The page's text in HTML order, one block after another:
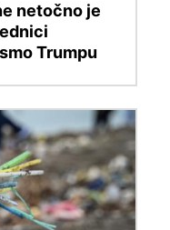
netočno je
Trumpu